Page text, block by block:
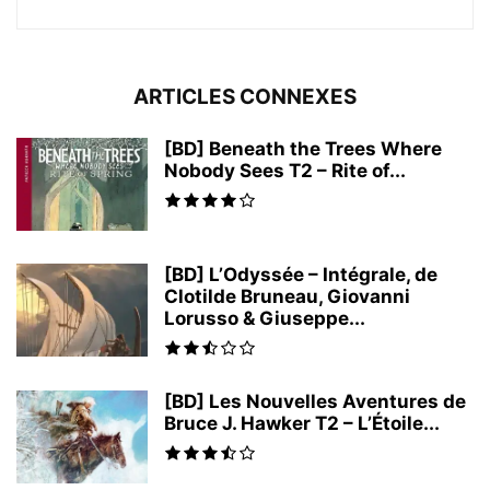
ARTICLES CONNEXES
[BD] Beneath the Trees Where
Nobody Sees T2 – Rite of...
[BD] L’Odyssée – Intégrale, de
Clotilde Bruneau, Giovanni
Lorusso & Giuseppe...
[BD] Les Nouvelles Aventures de
Bruce J. Hawker T2 – L’Étoile...